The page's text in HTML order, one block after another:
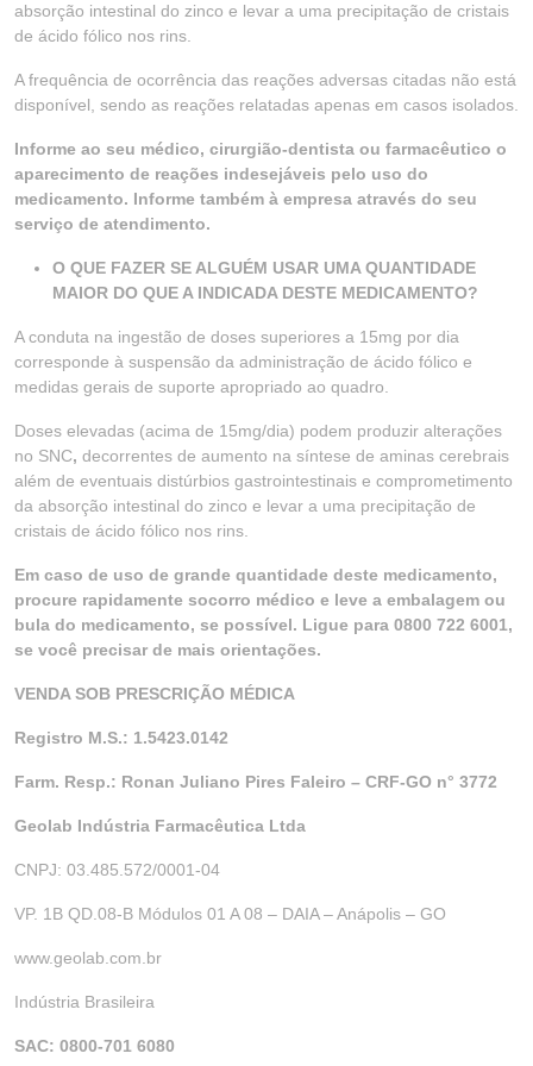
absorção intestinal do zinco e levar a uma precipitação de cristais
de ácido fólico nos rins.
A frequência de ocorrência das reações adversas citadas não está
disponível, sendo as reações relatadas apenas em casos isolados.
Informe ao seu médico, cirurgião-dentista ou farmacêutico o
aparecimento de reações indesejáveis pelo uso do
medicamento. Informe também à empresa através do seu
serviço de atendimento.
O QUE FAZER SE ALGUÉM USAR UMA QUANTIDADE
MAIOR DO QUE A INDICADA DESTE MEDICAMENTO?
A conduta na ingestão de doses superiores a 15mg por dia
corresponde à suspensão da administração de ácido fólico e
medidas gerais de suporte apropriado ao quadro.
Doses elevadas (acima de 15mg/dia) podem produzir alterações
no SNC, decorrentes de aumento na síntese de aminas cerebrais
além de eventuais distúrbios gastrointestinais e comprometimento
da absorção intestinal do zinco e levar a uma precipitação de
cristais de ácido fólico nos rins.
Em caso de uso de grande quantidade deste medicamento,
procure rapidamente socorro médico e leve a embalagem ou
bula do medicamento, se possível. Ligue para 0800 722 6001,
se você precisar de mais orientações.
VENDA SOB PRESCRIÇÃO MÉDICA
Registro M.S.: 1.5423.0142
Farm. Resp.: Ronan Juliano Pires Faleiro – CRF-GO n° 3772
Geolab Indústria Farmacêutica Ltda
CNPJ: 03.485.572/0001-04
VP. 1B QD.08-B Módulos 01 A 08 – DAIA – Anápolis – GO
www.geolab.com.br
Indústria Brasileira
SAC: 0800-701 6080